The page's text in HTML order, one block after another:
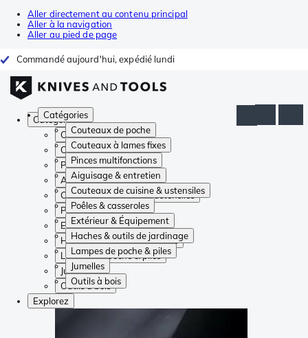
Aller directement au contenu principal
Aller à la navigation
Aller au pied de page
Commandé aujourd'hui, expédié lundi
Catégories
Couteaux de poche
Couteaux à lames fixes
Pinces multifonctions
Aiguisage & entretien
Couteaux de cuisine & ustensiles
Poêles & casseroles
Extérieur & Équipement
Haches & outils de jardinage
Lampes de poche & piles
Jumelles
Outils à bois
Catégories
Couteaux de poche
Couteaux à lames fixes
Pinces multifonctions
Aiguisage & entretien
Couteaux de cuisine & ustensiles
Poêles & casseroles
Extérieur & Équipement
Haches & outils de jardinage
Lampes de poche & piles
Jumelles
Outils à bois
Explorez